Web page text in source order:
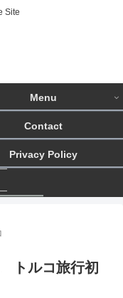
Site
Menu
Contact
Privacy Policy
トルコ旅行初